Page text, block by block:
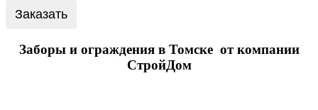
Заказать
Заборы и ограждения в Томске от компании
СтройДом